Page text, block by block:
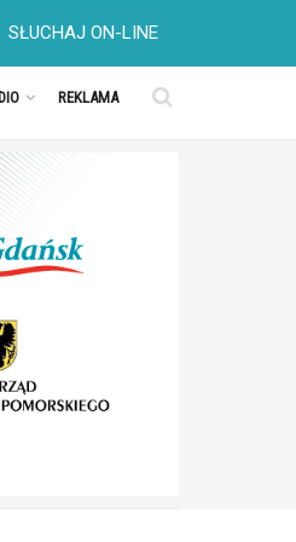
SŁUCHAJ ON-LINE
REKLAMA